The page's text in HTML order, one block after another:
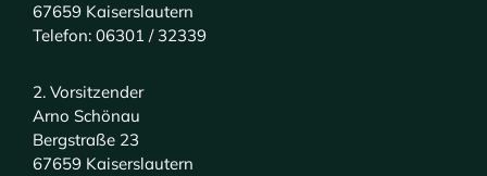
67659 Kaiserslautern
Telefon: 06301 / 32339
2. Vorsitzender
Arno Schönau
Bergstraße 23
67659 Kaiserslautern